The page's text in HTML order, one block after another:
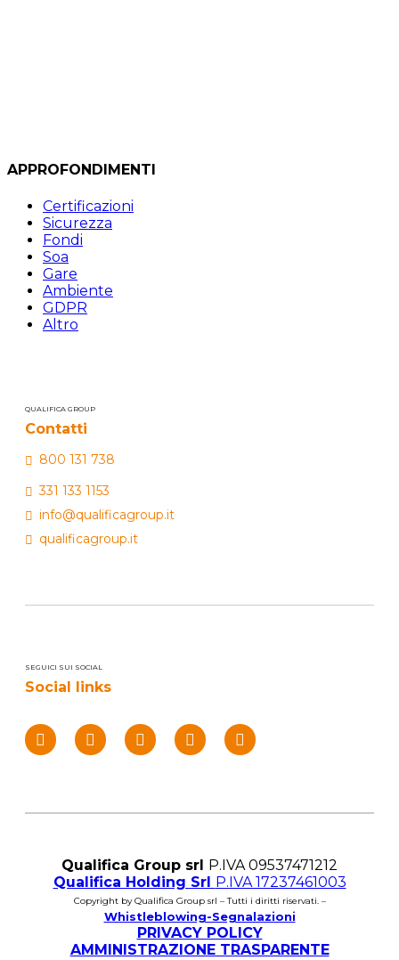
APPROFONDIMENTI
Certificazioni
Sicurezza
Fondi
Soa
Gare
Ambiente
GDPR
Altro
QUALIFICA GROUP
Contatti
800 131 738
331 133 1153
info@qualificagroup.it
qualificagroup.it
SEGUICI SUI SOCIAL
Social links
Qualifica Group srl P.IVA 09537471212
Qualifica Holding Srl P.IVA 17237461003
Copyright by Qualifica Group srl – Tutti i diritti riservati. –
Whistleblowing-Segnalazioni
PRIVACY POLICY
AMMINISTRAZIONE TRASPARENTE